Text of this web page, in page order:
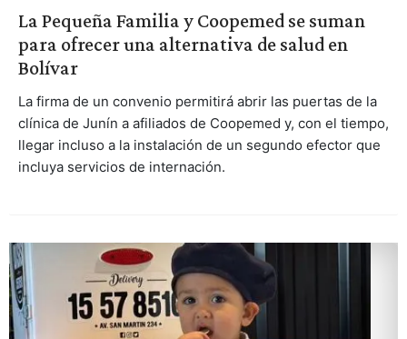
La Pequeña Familia y Coopemed se suman
para ofrecer una alternativa de salud en
Bolívar
La firma de un convenio permitirá abrir las puertas de la
clínica de Junín a afiliados de Coopemed y, con el tiempo,
llegar incluso a la instalación de un segundo efector que
incluya servicios de internación.